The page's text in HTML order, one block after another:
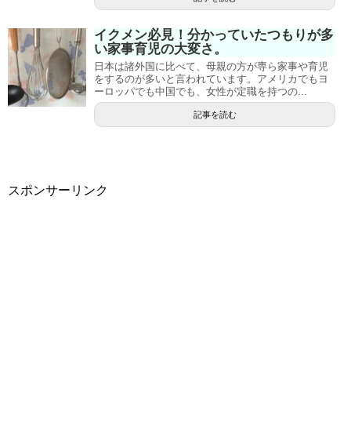
イクメン必見！分かっていたつもりが多
い家事育児の大変さ。
日本は諸外国に比べて、母親の方が専ら家事や育児
をするのが多いと言われています。アメリカでもヨ
ーロッパでも中国でも、女性が定職を持つの...
記事を読む
スポンサーリンク